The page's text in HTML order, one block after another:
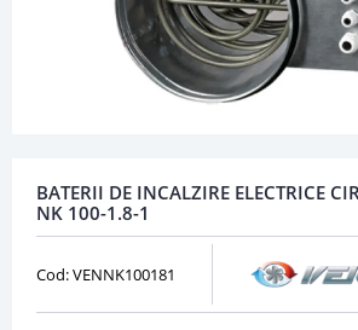
BATERII DE INCALZIRE ELECTRICE
NK 100-1.8-1
Cod: VENNK100181